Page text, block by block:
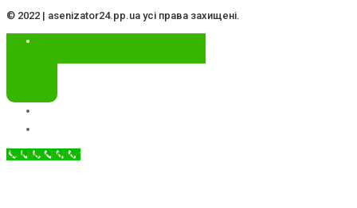
© 2022 | asenizator24.pp.ua усі права захищені.
Call Now Button